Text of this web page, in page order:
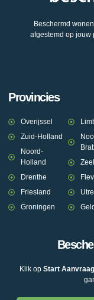
Beschermd
afgestemd op jouw
Provincies
Overijssel
Zuid-Holland
Noord-
Holland
Drenthe
Friesland
Groningen
Klik op Start Aanvraag